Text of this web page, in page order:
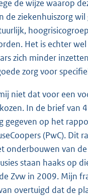
de wijze waarop
de ziekenhuiszorg wil
Het is echter
zich minder
zorg voor
niet dat voor een
In de brief van
gegeven op het
(PwC). Dit
onderbouwen van
staan haaks op
Zvw in 2009. Mijn
overtuigd dat de